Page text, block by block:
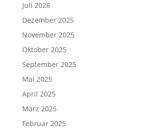
Juli 2026
Dezember 2025
November 2025
Oktober 2025
September 2025
Mai 2025
April 2025
März 2025
Februar 2025